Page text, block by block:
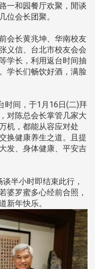
一和园餐厅欢聚，閒谈
位会长团聚。
会长黄兆坤、华南校友
义信、台北市校友会会
学长，利用返台时间抽
学长们畅饮好酒，满脸
时间，于1月16日(二)拜
对陈总会长掌管几家大
机，都能从容应对处
换健康养生之道。且提
发、身体健康、平安吉
半小时即结束此行，
婆罗蜜多心经前合照，
新年快乐。